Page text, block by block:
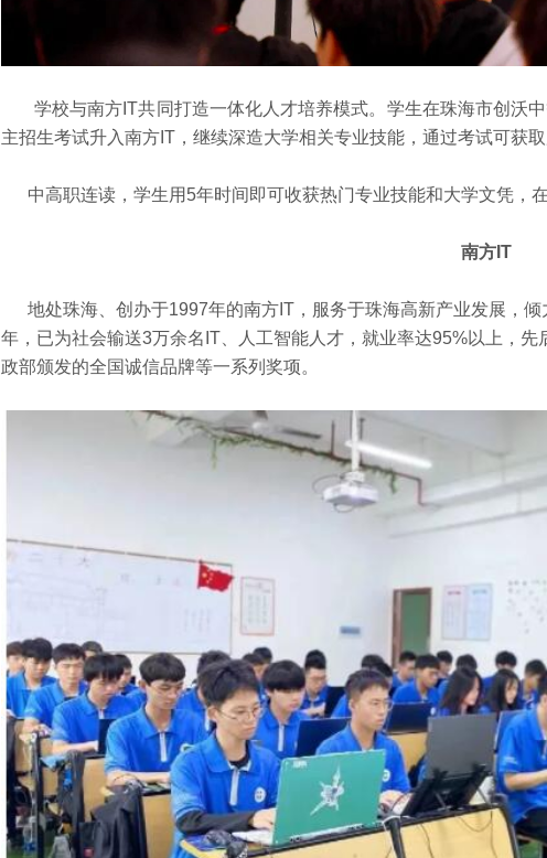
学校与南方IT共同打造一体化人才培养模式。学生在珠海市创沃
主招生考试升入南方IT，继续深造大学相关专业技能，通过考试可获
中高职连读，学生用5年时间即可收获热门专业技能和大学文凭，在
南方IT
地处珠海、创办于1997年的南方 IT ，服务于珠海高新产业发展，倾
年，已为社会输送3万余名 IT 、人工智能人才，就业率达95%以上， 先
政部颁发的全国诚信品牌等一系列奖项。